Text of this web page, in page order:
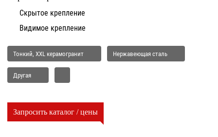
Скрытое крепление
Видимое крепление
Тонкий, XXL керамогранит Нержавеющая сталь
Другая
Запросить каталог / цены